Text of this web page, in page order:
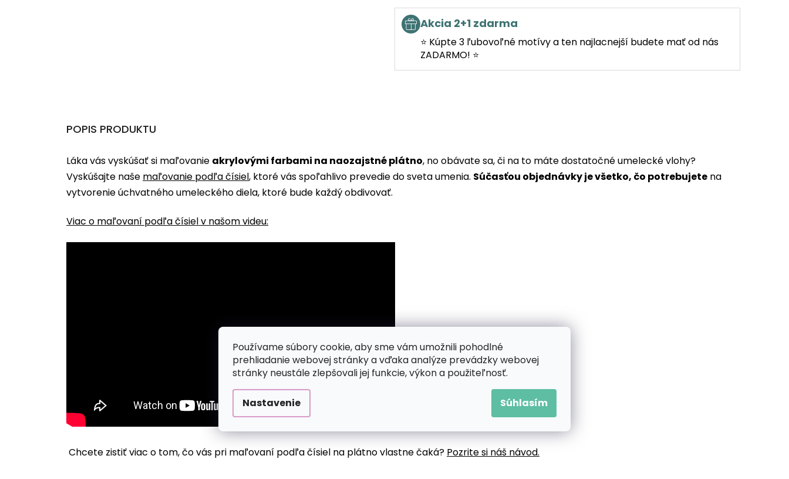
Používame súbory cookie, aby sme vám umožnili pohodlné
prehliadanie webovej stránky a vďaka analýze prevádzky webovej
stránky neustále zlepšovali jej funkcie, výkon a použiteľnosť.
Nastavenie Súhlasím
Akcia 2+1 zdarma
⭐ Kúpte 3 ľubovoľné motívy a ten najlacnejší budete mať od nás
ZADARMO! ⭐
POPIS PRODUKTU
Láka vás vyskúšať si maľovanie akrylovými farbami na naozajstné plátno, no obávate sa, či na to máte dostatočné umelecké vlohy?
Vyskúšajte naše maľovanie podľa čísiel, ktoré vás spoľahlivo prevedie do sveta umenia. Súčasťou objednávky je všetko, čo potrebujete na
vytvorenie úchvatného umeleckého diela, ktoré bude každý obdivovať.
Viac o maľovaní podľa čísiel v našom videu:
Chcete zistiť viac o tom, čo vás pri maľovaní podľa čísiel na plátno vlastne čaká? Pozrite si náš návod.